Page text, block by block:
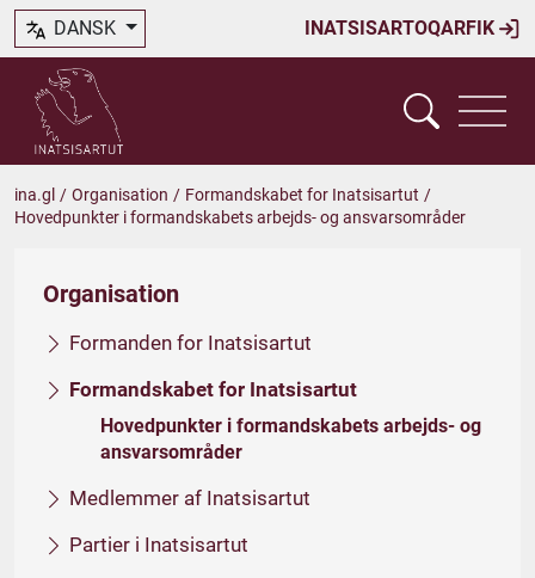
INATSISARTOQARFIK
DANSK
ina.gl / Organisation / Formandskabet for Inatsisartut /
Hovedpunkter i formandskabets arbejds- og ansvarsområder
Organisation
Formanden for Inatsisartut
Formandskabet for Inatsisartut
Hovedpunkter i formandskabets arbejds- og
ansvarsområder
Medlemmer af Inatsisartut
Partier i Inatsisartut